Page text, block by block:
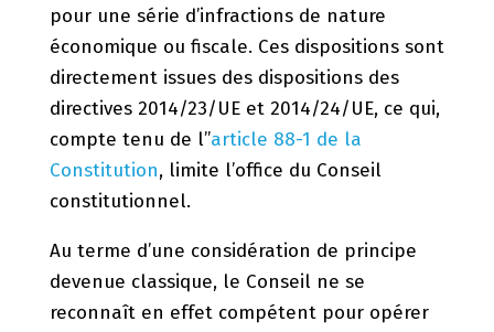
pour une série d’infractions de nature
économique ou fiscale. Ces dispositions sont
directement issues des dispositions des
directives 2014/23/UE et 2014/24/UE, ce qui,
compte tenu de l’’article 88-1 de la
Constitution, limite l’office du Conseil
constitutionnel.
Au terme d’une considération de principe
devenue classique, le Conseil ne se
reconnaît en effet compétent pour opérer